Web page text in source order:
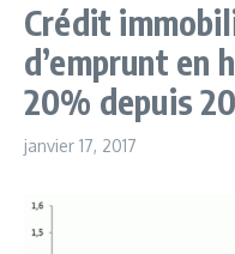
Crédit
d’emprunt en
20% depuis
janvier 17, 2017